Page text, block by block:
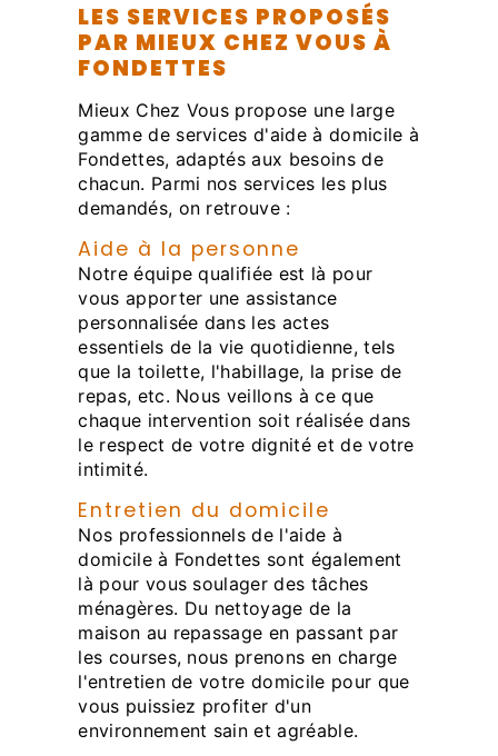
LES SERVICES PROPOSÉS
PAR MIEUX CHEZ VOUS À
FONDETTES
Mieux Chez Vous propose une large
gamme de services d'aide à domicile à
Fondettes, adaptés aux besoins de
chacun. Parmi nos services les plus
demandés, on retrouve :
Aide à la personne
Notre équipe qualifiée est là pour
vous apporter une assistance
personnalisée dans les actes
essentiels de la vie quotidienne, tels
que la toilette, l'habillage, la prise de
repas, etc. Nous veillons à ce que
chaque intervention soit réalisée dans
le respect de votre dignité et de votre
intimité.
Entretien du domicile
Nos professionnels de l'aide à
domicile à Fondettes sont également
là pour vous soulager des tâches
ménagères. Du nettoyage de la
maison au repassage en passant par
les courses, nous prenons en charge
l'entretien de votre domicile pour que
vous puissiez profiter d'un
environnement sain et agréable.